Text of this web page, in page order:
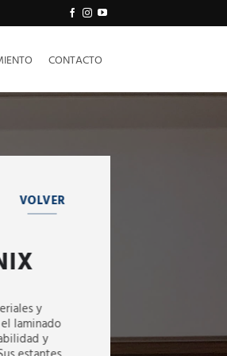
CONTACTO
VOLVER
y
laminado
y